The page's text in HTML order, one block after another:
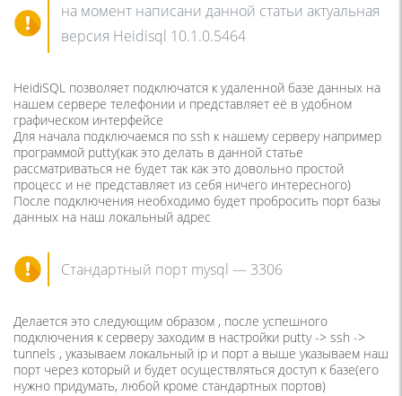
на момент написани данной статьи актуальная
версия Heidisql 10.1.0.5464
HeidiSQL позволяет подключатся к удаленной базе данных на
нашем сервере телефонии и представляет её в удобном
графическом интерфейсе
Для начала подключаемся по ssh к нашему серверу например
программой putty(как это делать в данной статье
рассматриваться не будет так как это довольно простой
процесс и не представляет из себя ничего интересного)
После подключения необходимо будет пробросить порт базы
данных на наш локальный адрес
Стандартный порт mysql — 3306
Делается это следующим образом , после успешного
подключения к серверу заходим в настройки putty -> ssh ->
tunnels , указываем локальный ip и порт а выше указываем наш
порт через который и будет осуществляться доступ к базе(его
нужно придумать, любой кроме стандартных портов)